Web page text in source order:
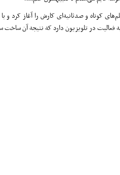
کوتاه و صدثانیه‌ای کارش را آغاز کرد و با
فعالیت در تلویزیون دارد که نتیجه آن